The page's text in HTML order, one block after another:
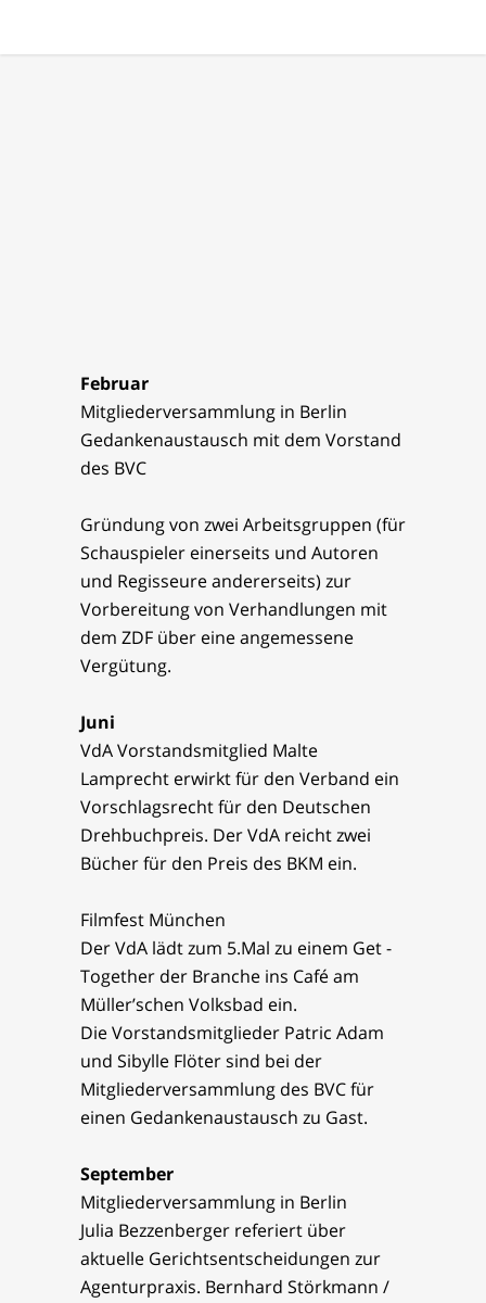
Februar
Mitgliederversammlung in Berlin
Gedankenaustausch mit dem Vorstand
des BVC
Gründung von zwei Arbeitsgruppen (für
Schauspieler einerseits und Autoren
und Regisseure andererseits) zur
Vorbereitung von Verhandlungen mit
dem ZDF über eine angemessene
Vergütung.
Juni
VdA Vorstandsmitglied Malte
Lamprecht erwirkt für den Verband ein
Vorschlagsrecht für den Deutschen
Drehbuchpreis. Der VdA reicht zwei
Bücher für den Preis des BKM ein.
Filmfest München
Der VdA lädt zum 5.Mal zu einem Get -
Together der Branche ins Café am
Müller’schen Volksbad ein.
Die Vorstandsmitglieder Patric Adam
und Sibylle Flöter sind bei der
Mitgliederversammlung des BVC für
einen Gedankenaustausch zu Gast.
September
Mitgliederversammlung in Berlin
Julia Bezzenberger referiert über
aktuelle Gerichtsentscheidungen zur
Agenturpraxis. Bernhard Störkmann /